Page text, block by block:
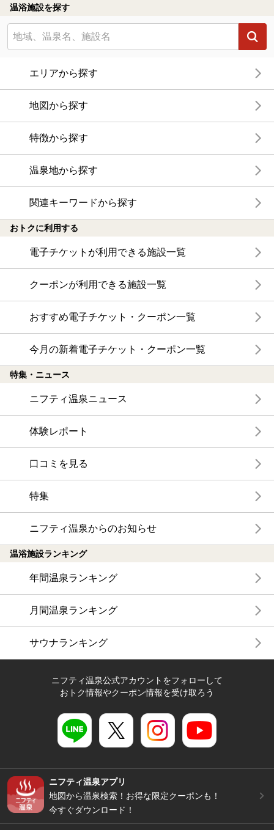
温浴施設を探す
エリアから探す
地図から探す
特徴から探す
温泉地から探す
関連キーワードから探す
おトクに利用する
電子チケットが利用できる施設一覧
クーポンが利用できる施設一覧
おすすめ電子チケット・クーポン一覧
今月の新着電子チケット・クーポン一覧
特集・ニュース
ニフティ温泉ニュース
体験レポート
口コミを見る
特集
ニフティ温泉からのお知らせ
温浴施設ランキング
年間温泉ランキング
月間温泉ランキング
サウナランキング
ニフティ温泉公式アカウントをフォローして
おトク情報やクーポン情報を受け取ろう
ニフティ温泉アプリ
地図から温泉検索！お得な限定クーポンも！
今すぐダウンロード！